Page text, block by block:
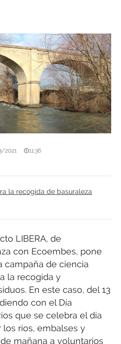
2021 11:36
la recogida de basuraleza
LIBERA, de
con Ecoembes, pone
campaña de ciencia
la recogida y
En este caso, del 13
con el Día
que se celebra el día
los ríos, embalses y
mañana a voluntarios